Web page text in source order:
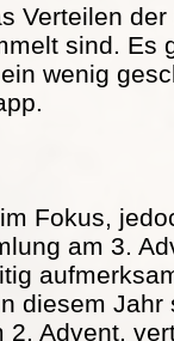
Verteilen
sind. Es
wenig
Fokus,
am 3.
diesem Jahr
Advent,